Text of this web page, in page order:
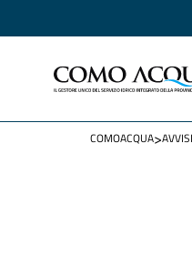
COMOACQUA>AVVISI